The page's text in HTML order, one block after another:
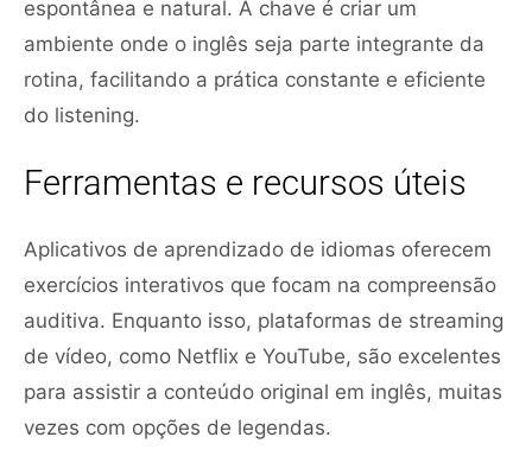
espontânea e natural. A chave é criar um
ambiente onde o inglês seja parte integrante da
rotina, facilitando a prática constante e eficiente
do listening.
Ferramentas e recursos úteis
Aplicativos de aprendizado de idiomas oferecem
exercícios interativos que focam na compreensão
auditiva. Enquanto isso, plataformas de streaming
de vídeo, como Netflix e YouTube, são excelentes
para assistir a conteúdo original em inglês, muitas
vezes com opções de legendas.